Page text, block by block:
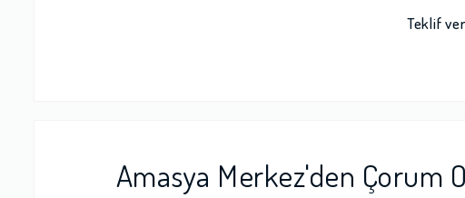
Teklif
Amasya Merkez'den Çorum